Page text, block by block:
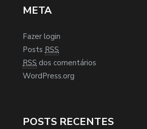
META
Fazer login
Posts RSS
RSS dos comentários
WordPress.org
POSTS RECENTES